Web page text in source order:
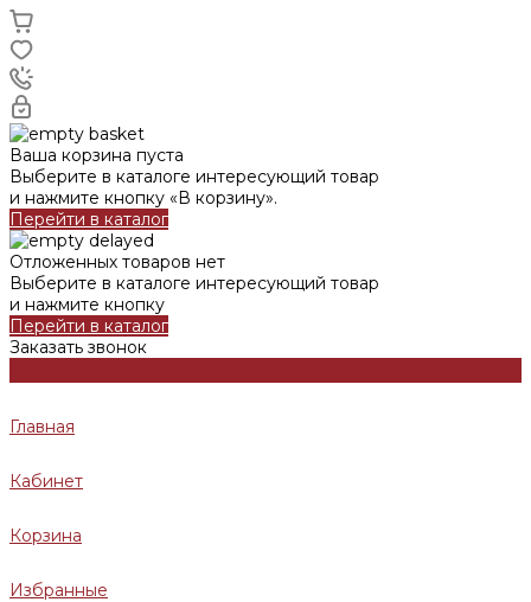
Ваша корзина пуста
Выберите в каталоге интересующий товар
и нажмите кнопку «В корзину».
Перейти в каталог
Отложенных товаров нет
Выберите в каталоге интересующий товар
и нажмите кнопку
Перейти в каталог
Заказать звонок
Главная
Кабинет
Корзина
Избранные